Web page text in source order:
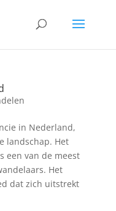
in Nederland,
landschap. Het
een van de meest
Het
dat zich uitstrekt